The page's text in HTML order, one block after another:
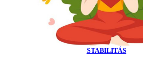
STABILITÁS